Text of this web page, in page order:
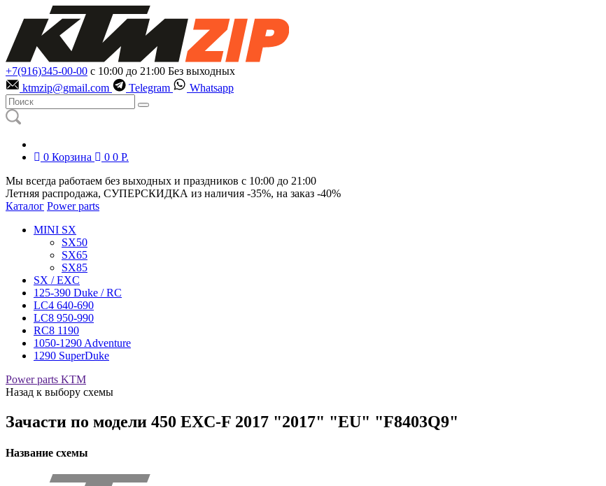
+7(916)345-00-00 с 10:00 до 21:00 Без выходных
ktmzip@gmail.com
Telegram Whatsapp
0 Корзина 0 0 Р.
Мы всегда работаем без выходных и праздников с 10:00 до 21:00
Летняя распродажа, СУПЕРСКИДКА из наличия -35%, на заказ -40%
Каталог Power parts
MINI SX
SX50
SX65
SX85
SX / EXC
125-390 Duke / RC
LC4 640-690
LC8 950-990
RC8 1190
1050-1290 Adventure
1290 SuperDuke
Power parts KTM
Назад к выбору схемы
Зачасти по модели 450 EXC-F 2017 "2017" "EU" "F8403Q9"
Название схемы